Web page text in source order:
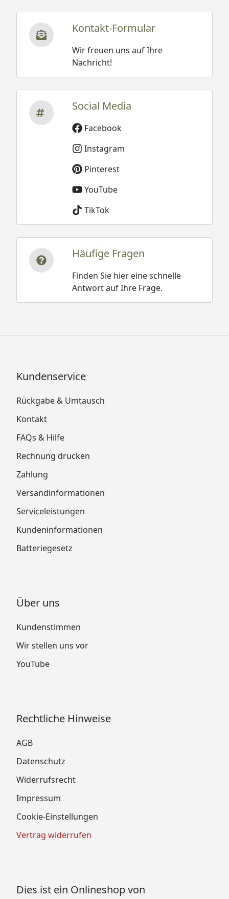
Kontakt-Formular
Wir freuen uns auf Ihre
Nachricht!
Social Media
Facebook
Instagram
Pinterest
YouTube
TikTok
Häufige Fragen
Finden Sie hier eine schnelle
Antwort auf Ihre Frage.
Kundenservice
Rückgabe & Umtausch
Kontakt
FAQs & Hilfe
Rechnung drucken
Zahlung
Versandinformationen
Serviceleistungen
Kundeninformationen
Batteriegesetz
Über uns
Kundenstimmen
Wir stellen uns vor
YouTube
Rechtliche Hinweise
AGB
Datenschutz
Widerrufsrecht
Impressum
Cookie-Einstellungen
Vertrag widerrufen
Dies ist ein Onlineshop von